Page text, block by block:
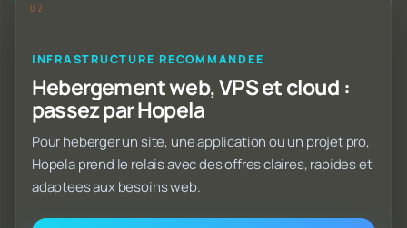
INFRASTRUCTURE RECOMMANDEE
Hebergement web, VPS et cloud :
passez par Hopela
Pour heberger un site, une application ou un projet pro,
Hopela prend le relais avec des offres claires, rapides et
adaptees aux besoins web.